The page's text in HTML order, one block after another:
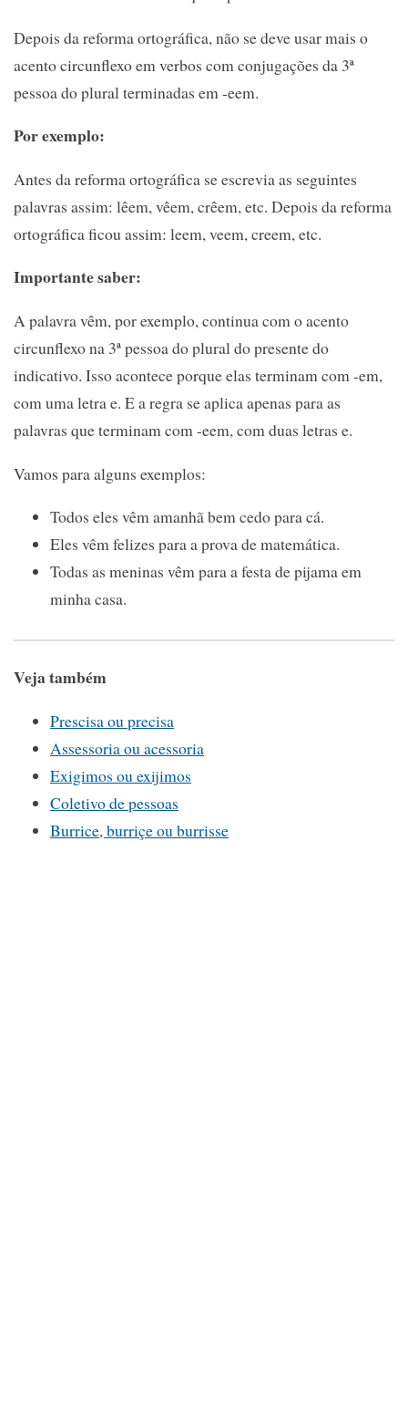
Depois da reforma ortográfica, não se deve usar mais o
acento circunflexo em verbos com conjugações da 3ª
pessoa do plural terminadas em -eem.
Por exemplo:
Antes da reforma ortográfica se escrevia as seguintes
palavras assim: lêem, vêem, crêem, etc. Depois da reforma
ortográfica ficou assim: leem, veem, creem, etc.
Importante saber:
A palavra vêm, por exemplo, continua com o acento
circunflexo na 3ª pessoa do plural do presente do
indicativo. Isso acontece porque elas terminam com -em,
com uma letra e. E a regra se aplica apenas para as
palavras que terminam com -eem, com duas letras e.
Vamos para alguns exemplos:
Todos eles vêm amanhã bem cedo para cá.
Eles vêm felizes para a prova de matemática.
Todas as meninas vêm para a festa de pijama em
minha casa.
Veja também
Prescisa ou precisa
Assessoria ou acessoria
Exigimos ou exijimos
Coletivo de pessoas
Burrice, burriçe ou burrisse